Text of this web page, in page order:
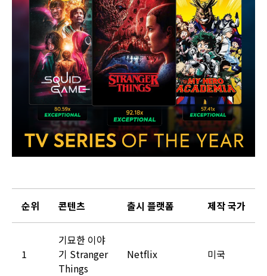
순위 콘텐츠 출시 플랫폼 제작 국가
1
기묘한 이야
기 Stranger
Things
Netflix 미국